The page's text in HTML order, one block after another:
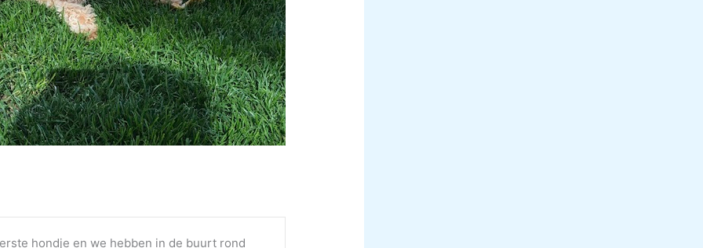
hondje en we hebben in de buurt rond